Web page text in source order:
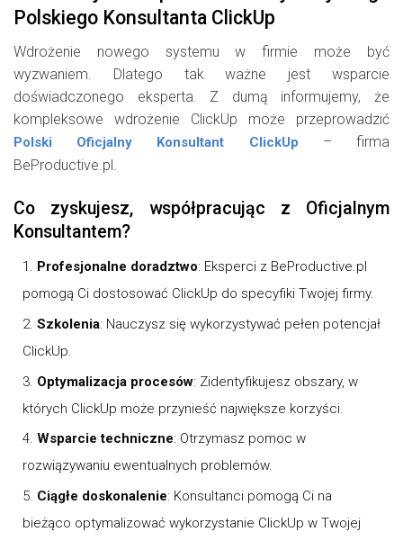
Polskiego Konsultanta ClickUp
Wdrożenie nowego systemu w firmie może być
wyzwaniem. Dlatego tak ważne jest wsparcie
doświadczonego eksperta. Z dumą informujemy, że
kompleksowe wdrożenie ClickUp może przeprowadzić
Polski Oficjalny Konsultant ClickUp – firma
BeProductive.pl.
Co zyskujesz, współpracując z Oficjalnym
Konsultantem?
Profesjonalne doradztwo: Eksperci z BeProductive.pl
pomogą Ci dostosować ClickUp do specyfiki Twojej firmy.
Szkolenia: Nauczysz się wykorzystywać pełen potencjał
ClickUp.
Optymalizacja procesów: Zidentyfikujesz obszary, w
których ClickUp może przynieść największe korzyści.
Wsparcie techniczne: Otrzymasz pomoc w
rozwiązywaniu ewentualnych problemów.
Ciągłe doskonalenie: Konsultanci pomogą Ci na
bieżąco optymalizować wykorzystanie ClickUp w Twojej